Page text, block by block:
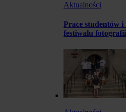
Aktualności
Prace studentów i
festiwalu